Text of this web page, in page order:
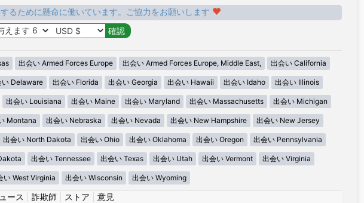
るために懸命に働いています。ご協力をお願いします
出会い Armed Forces Europe 出会い Armed Forces Europe, Middle East, 出会い California
い Delaware 出会い Florida 出会い Georgia 出会い Hawaii 出会い Idaho 出会い Illinois
出会い Louisiana 出会い Maine 出会い Maryland 出会い Massachusetts 出会い Michigan
Montana 出会い Nebraska 出会い Nevada 出会い New Hampshire 出会い New Jersey
出会い North Dakota 出会い Ohio 出会い Oklahoma 出会い Oregon 出会い Pennsylvania
出会い Tennessee 出会い Texas 出会い Utah 出会い Vermont 出会い Virginia
い West Virginia 出会い Wisconsin 出会い Wyoming
ース 詐欺師 ストア
意見